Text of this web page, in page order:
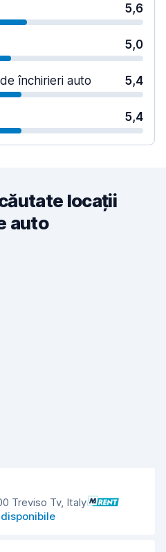
5,6
5,0
închirieri auto 5,4
5,4
locații
auto
Treviso Tv, Italy